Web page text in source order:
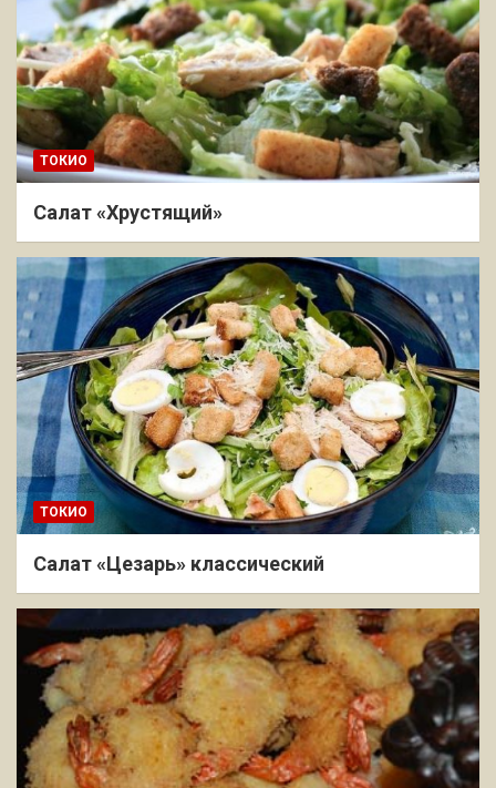
ТОКИО
Салат «Хрустящий»
ТОКИО
Салат «Цезарь» классический